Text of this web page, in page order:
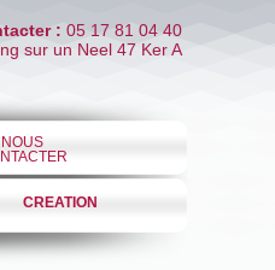
: 05 17 81 04 40
sur un Neel 47 Ker A
NOUS
CREATION